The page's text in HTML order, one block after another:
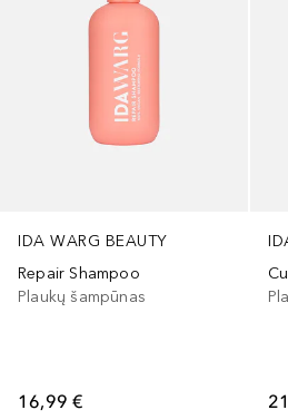
IDA WARG BEAUTY
Repair Shampoo
Plaukų šampūnas
16,99 €